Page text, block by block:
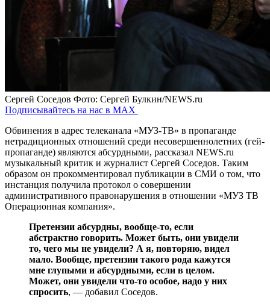
Сергей Соседов Фото: Сергей Булкин/NEWS.ru
Подписывайтесь на нас в MAX
Обвинения в адрес телеканала «МУЗ-ТВ» в пропаганде
нетрадиционных отношений среди несовершеннолетних (гей-
пропаганде) являются абсурдными, рассказал NEWS.ru
музыкальный критик и журналист Сергей Соседов. Таким
образом он прокомментировал публикации в СМИ о том, что
инстанция получила протокол о совершении
административного правонарушения в отношении «МУЗ ТВ
Операционная компания».
Претензии абсурдны, вообще-то, если
абстрактно говорить. Может быть, они увидели
то, чего мы не увидели? А я, повторяю, видел
мало. Вообще, претензии такого рода кажутся
мне глупыми и абсурдными, если в целом.
Может, они увидели что-то особое, надо у них
спросить, — добавил Соседов.